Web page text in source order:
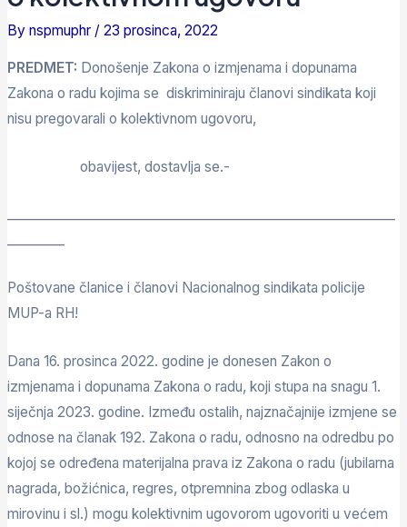
Bynspmuphr /23 prosinca, 2022
PREDMET: Donošenje Zakona o izmjenama i dopunama
Zakona o radu kojima se diskriminiraju članovi sindikata koji
nisu pregovarali o kolektivnom ugovoru,
obavijest, dostavlja se.-
Poštovane članice i članovi Nacionalnog sindikata policije
MUP-a RH!
Dana 16. prosinca 2022. godine je donesen Zakon o
izmjenama i dopunama Zakona o radu, koji stupa na snagu 1.
siječnja 2023. godine. Između ostalih, najznačajnije izmjene se
odnose na članak 192. Zakona o radu, odnosno na odredbu po
kojoj se određena materijalna prava iz Zakona o radu (jubilarna
nagrada, božićnica, regres, otpremnina zbog odlaska u
mirovinu i sl.) mogu kolektivnim ugovorom ugovoriti u većem